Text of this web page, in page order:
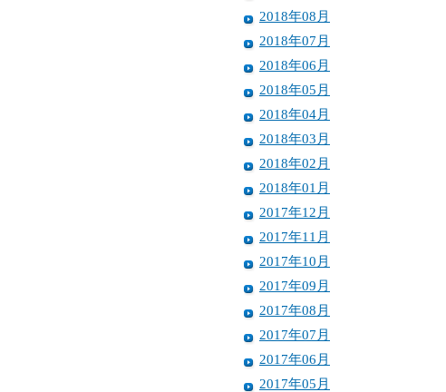
2018年08月
2018年07月
2018年06月
2018年05月
2018年04月
2018年03月
2018年02月
2018年01月
2017年12月
2017年11月
2017年10月
2017年09月
2017年08月
2017年07月
2017年06月
2017年05月